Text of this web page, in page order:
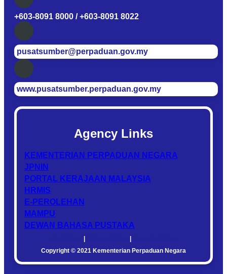
+603-8091 8000 / +603-8091 8022
pusatsumber@perpaduan.gov.my
www.pusatsumber.perpaduan.gov.my
Agency Links
KEMENTERIAN PERPADUAN NEGARA
JPNIN
PORTAL KERAJAAN MALAYSIA
HRMIS
E-PEROLEHAN
MAMPU
DEWAN BAHASA PUSTAKA
| |
Copyright © 2021 Kementerian Perpaduan Negara